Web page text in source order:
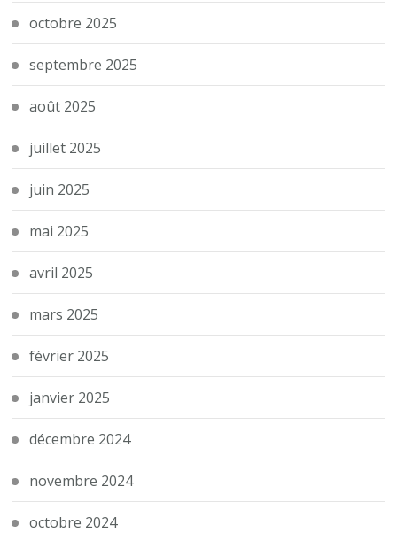
octobre 2025
septembre 2025
août 2025
juillet 2025
juin 2025
mai 2025
avril 2025
mars 2025
février 2025
janvier 2025
décembre 2024
novembre 2024
octobre 2024